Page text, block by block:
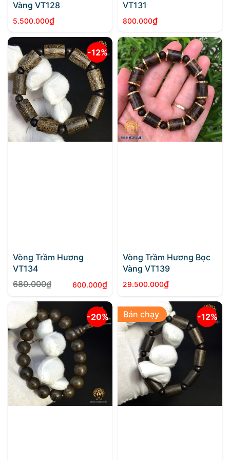
Vàng VT128
5.500.000₫
VT131
800.000₫
-12%
Vòng Trầm Hương
VT134
680.000₫
Giá
680.000₫.
600.000₫
Giá
hiện
là:
600.000₫.
Vòng Trầm Hương Bọc
Vàng VT139
29.500.000₫
-20% -12%
Bán chạy